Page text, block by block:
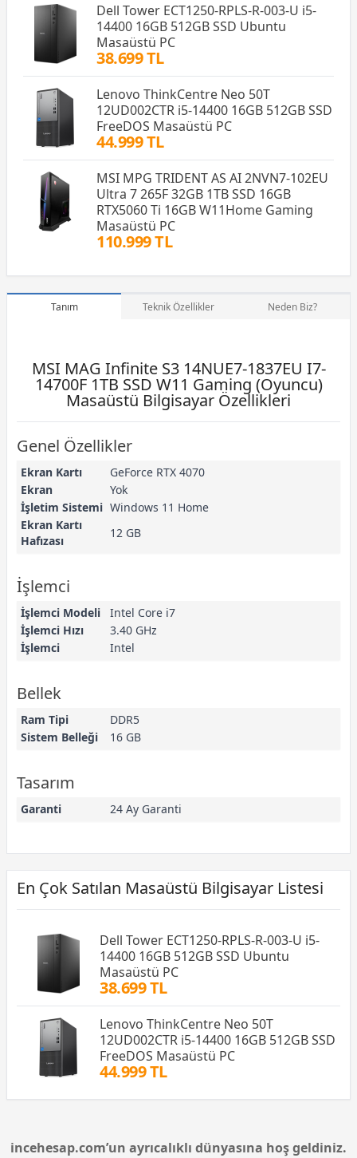
Dell Tower ECT1250-RPLS-R-003-U i5-
14400 16GB 512GB SSD Ubuntu
Masaüstü PC
38.699 TL
Lenovo ThinkCentre Neo 50T
12UD002CTR i5-14400 16GB 512GB SSD
FreeDOS Masaüstü PC
44.999 TL
MSI MPG TRIDENT AS AI 2NVN7-102EU
Ultra 7 265F 32GB 1TB SSD 16GB
RTX5060 Ti 16GB W11Home Gaming
Masaüstü PC
110.999 TL
Tanım Teknik Özellikler Neden Biz?
MSI MAG Infinite S3 14NUE7-1837EU I7-
14700F 1TB SSD W11 Gaming (Oyuncu)
Masaüstü Bilgisayar Özellikleri
Genel Özellikler
Ekran Kartı
GeForce RTX 4070
Ekran
Yok
İşletim Sistemi Windows 11 Home
Ekran Kartı
Hafızası
12 GB
İşlemci
İşlemci Modeli
Intel Core i7
İşlemci Hızı
3.40 GHz
İşlemci
Intel
Bellek
Ram Tipi
DDR5
Sistem Belleği
16 GB
Tasarım
Garanti 24 Ay Garanti
En Çok Satılan Masaüstü Bilgisayar Listesi
Dell Tower ECT1250-RPLS-R-003-U i5-
14400 16GB 512GB SSD Ubuntu
Masaüstü PC
38.699 TL
Lenovo ThinkCentre Neo 50T
12UD002CTR i5-14400 16GB 512GB SSD
FreeDOS Masaüstü PC
44.999 TL
incehesap.com’un ayrıcalıklı dünyasına hoş geldiniz.